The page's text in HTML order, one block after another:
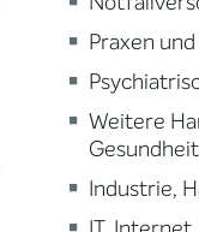
Praxen
Weitere
Industrie,